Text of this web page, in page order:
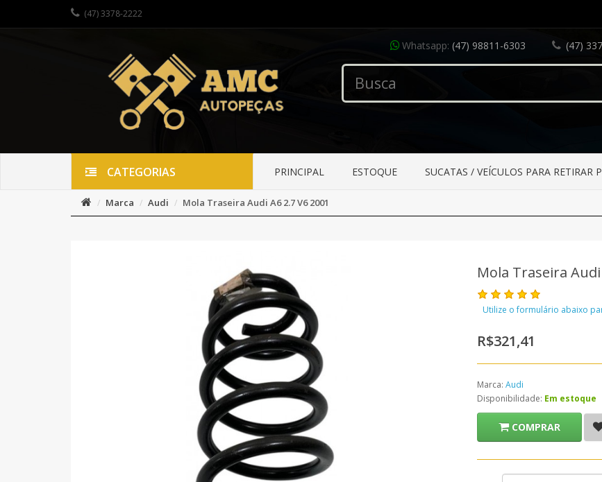
(47) 3378-2222
Whatsapp: (47) 98811-6303 (47)
CATEGORIAS PRINCIPAL ESTOQUE SUCATAS / VEÍCULOS PARA RETIRAR
Marca Audi Mola Traseira Audi A6 2.7 V6 2001
Mola Traseira Audi
Utilize o formulário abaixo
R$321,41
Marca: Audi
Disponibilidade: Em estoque
COMPRAR